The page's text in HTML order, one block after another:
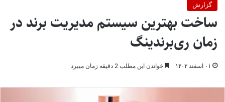
گزارش
ساخت بهترین سیستم مدیریت برند در
زمان ری‌برندینگ
۰۱ اسفند ۱۴۰۲ خواندن این مطلب 2 دقیقه زمان میبرد